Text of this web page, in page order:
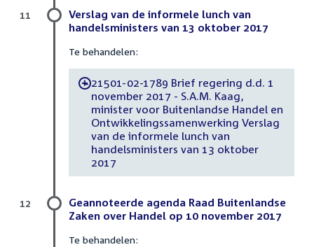
Verslag van de informele lunch van
handelsministers van 13 oktober 2017
Te behandelen:
-21501-02-1789 Brief regering d.d. 1
november 2017 - S.A.M. Kaag,
minister voor Buitenlandse Handel en
Ontwikkelingssamenwerking Verslag
van de informele lunch van
handelsministers van 13 oktober
2017
11
Geannoteerde agenda Raad Buitenlandse
Zaken over Handel op 10 november 2017
Te behandelen:
12